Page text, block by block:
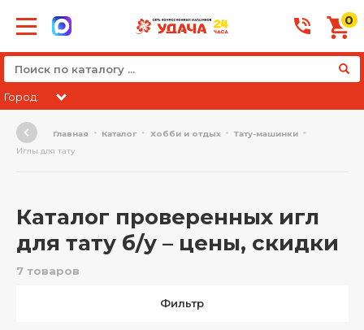
0
Город:
Главная Каталог Хобби и отдых
Тату-машинки
Иглы для тату
Каталог проверенных игл
для тату б/у – цены, скидки
7 товаров
Фильтр